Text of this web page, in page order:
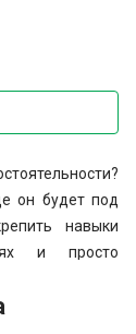
он будет под
навыки
и просто